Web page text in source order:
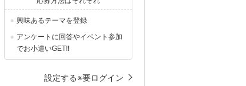
興味あるテーマを登録
アンケートに回答やイベント参加
でお小遣いGET!!
設定する※要ログイン